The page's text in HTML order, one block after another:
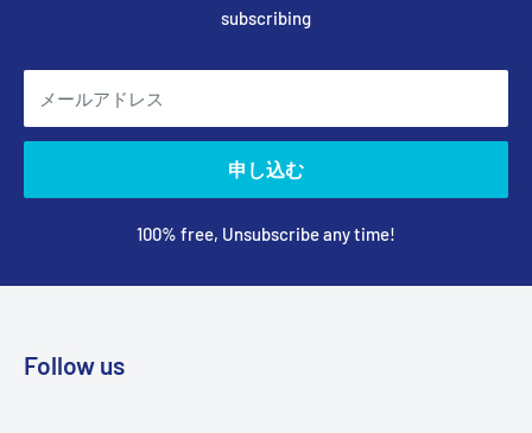
subscribing
メールアドレス
申し込む
100% free, Unsubscribe any time!
Follow us